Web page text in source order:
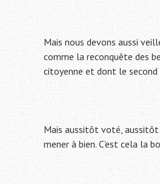
Mais nous devons aussi
comme la reconquête des
citoyenne et dont le second
Mais aussitôt voté,
mener à bien. C’est cela la